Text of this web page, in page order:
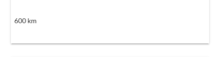
600km